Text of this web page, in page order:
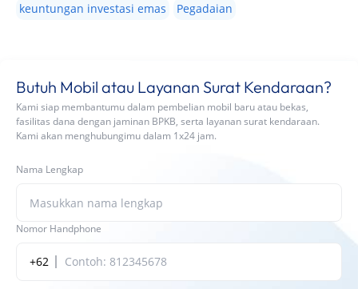
keuntungan investasi emas
Pegadaian
Butuh Mobil atau Layanan Surat Kendaraan?
Kami siap membantumu dalam pembelian mobil baru atau bekas,
fasilitas dana dengan jaminan BPKB, serta layanan surat kendaraan.
Kami akan menghubungimu dalam 1x24 jam.
Nama Lengkap
Nomor Handphone
+62